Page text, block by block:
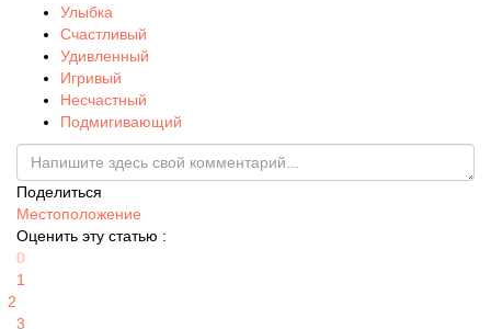
Улыбка
Счастливый
Удивленный
Игривый
Несчастный
Подмигивающий
Поделиться
Местоположение
Оценить эту статью :
0
1
2
3